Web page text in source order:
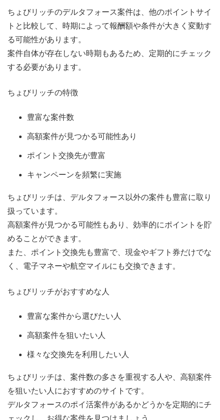
ちょびリッチのデルタフォース案件は、他のポイントサイ
トと比較して、時期によって報酬額や条件が大きく変動す
る可能性があります。
案件自体が存在しない時期もあるため、定期的にチェック
する必要があります。
ちょびリッチの特徴
豊富な案件数
高額案件が見つかる可能性あり
ポイント交換先が豊富
キャンペーンを頻繁に実施
ちょびリッチは、デルタフォース以外の案件も豊富に取り
扱っています。
高額案件が見つかる可能性もあり、効率的にポイントを貯
めることができます。
また、ポイント交換先も豊富で、現金やギフト券だけでな
く、電子マネーや航空マイルにも交換できます。
ちょびリッチがおすすめな人
豊富な案件から選びたい人
高額案件を狙いたい人
様々な交換先を利用したい人
ちょびリッチは、案件数の多さを重視する人や、高額案件
を狙いたい人におすすめのサイトです。
デルタフォースのポイ活案件があるかどうかを定期的にチ
ェックし、お得な案件を見つけましょう。